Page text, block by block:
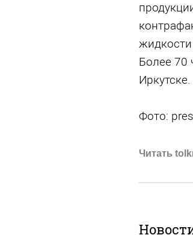
Более 70
Иркутске.
Фото:
Читать